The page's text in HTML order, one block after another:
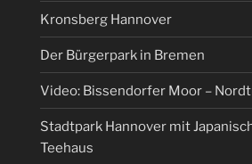
Kronsberg Hannover
Der Bürgerpark in Bremen
Video: Bissendorfer Moor –
Stadtpark Hannover mit
Teehaus